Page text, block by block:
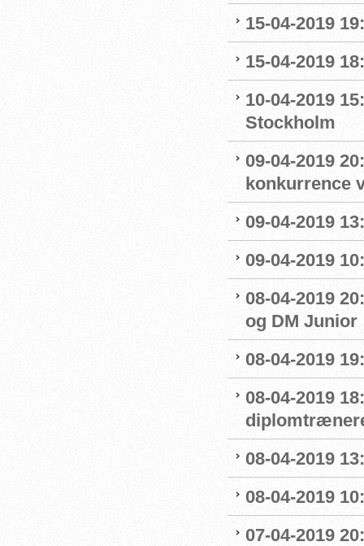
15-04-2019
15-04-2019
10-04-2019
Stockholm
09-04-2019
konkurrence
09-04-2019
09-04-2019
08-04-2019
og DM Junior
08-04-2019
08-04-2019
08-04-2019
08-04-2019
07-04-2019